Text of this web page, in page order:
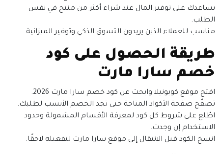
يساعدك على توفير المال عند شراء أكثر من منتج في نفس
الطلب.
مناسب للعملاء الذين يريدون التسوق الذكي وتوفير الميزانية.
طريقة الحصول على كود
خصم سارا مارت
افتح موقع كوبونيلا وابحث عن كود خصم سارا مارت 2026.
تصفّح صفحة الأكواد المتاحة حتى تجد الخصم الأنسب لطلبك.
اطّلع على شروط كل كود لمعرفة الأقسام المشمولة وحدود
الاستخدام إن وجدت.
انسخ الكود قبل الانتقال إلى موقع سارا مارت لتفعيله لاحقًا.